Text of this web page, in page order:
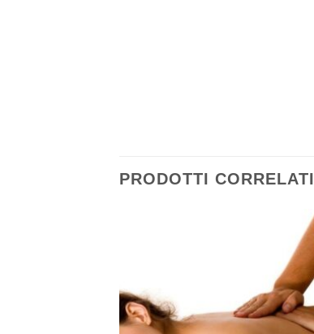
PRODOTTI CORRELATI